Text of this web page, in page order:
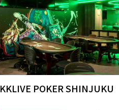
KKLIVE POKER SHINJUKU